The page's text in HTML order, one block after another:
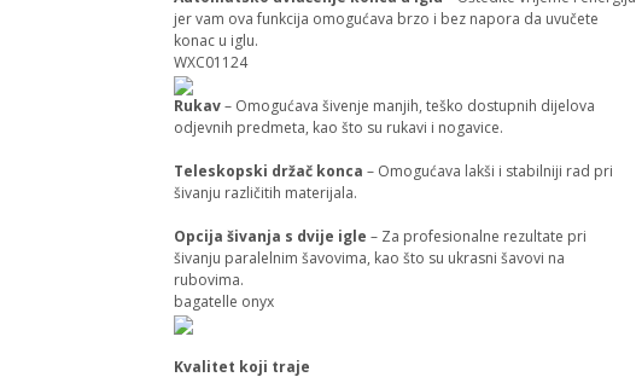
jer vam ova funkcija omogućava brzo i bez napora da uvučete
konac u iglu.
WXC01124
Rukav– Omogućava šivenje manjih, teško dostupnih dijelova
odjevnih predmeta, kao što su rukavi i nogavice.
Teleskopski držač konca – Omogućava lakši i stabilniji rad pri
šivanju različitih materijala.
Opcija šivanja s dvije igle – Za profesionalne rezultate pri
šivanju paralelnim šavovima, kao što su ukrasni šavovi na
rubovima.
bagatelle onyx
Kvalitet koji traje